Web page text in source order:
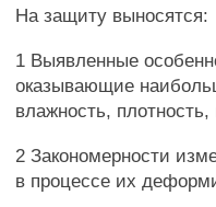
На защиту выносятся:
1 Выявленные
оказывающие
влажность,
2 Закономерности
в процессе их